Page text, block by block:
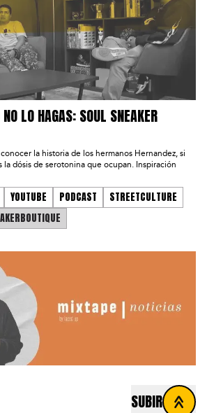
LO HAGAS: SOUL SNEAKER
la historia de los hermanos Hernandez, si
la dósis de serotonina que ocupan. Inspiración
YOUTUBE PODCAST
STREETCULTURE
SUBIR